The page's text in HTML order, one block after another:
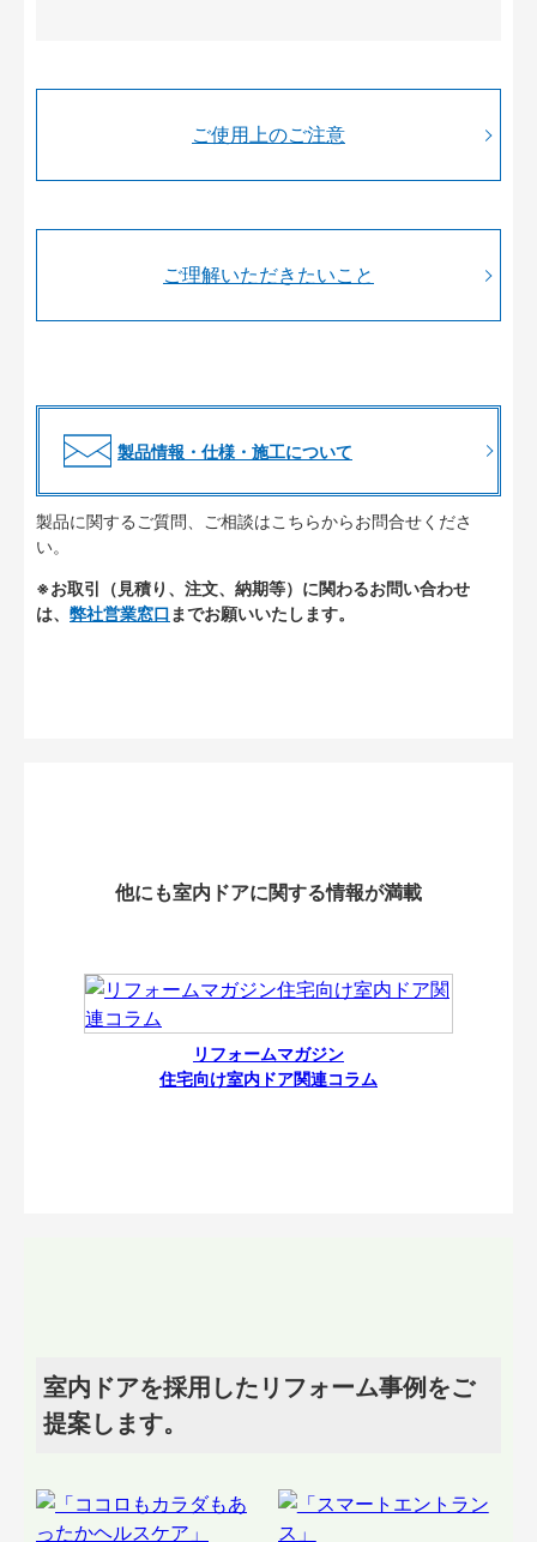
ご使用上のご注意
ご理解いただきたいこと
製品情報・仕様・施工について
製品に関するご質問、ご相談はこちらからお問合せくださ
い。
※お取引（見積り、注文、納期等）に関わるお問い合わせ
は、 弊社営業窓口 までお願いいたします。
他にも室内ドアに関する情報が満載
リフォームマガジン
住宅向け室内ドア関連コラム
室内ドアを採用したリフォーム事例をご
提案します。